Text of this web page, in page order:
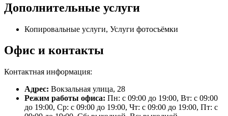
Дополнительные услуги
Копировальные услуги, Услуги фотосъёмки
Офис и контакты
Контактная информация:
Адрес: Вокзальная улица, 28
Режим работы офиса: Пн: с 09:00 до 19:00, Вт: с 09:00
до 19:00, Ср: с 09:00 до 19:00, Чт: с 09:00 до 19:00, Пт: с